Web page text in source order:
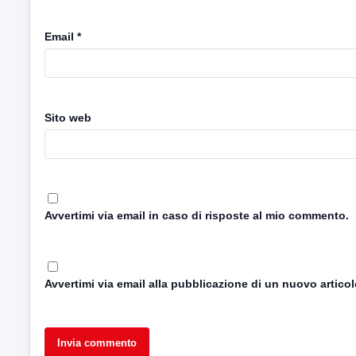
Email *
Sito web
Avvertimi via email in caso di risposte al mio commento.
Avvertimi via email alla pubblicazione di un nuovo